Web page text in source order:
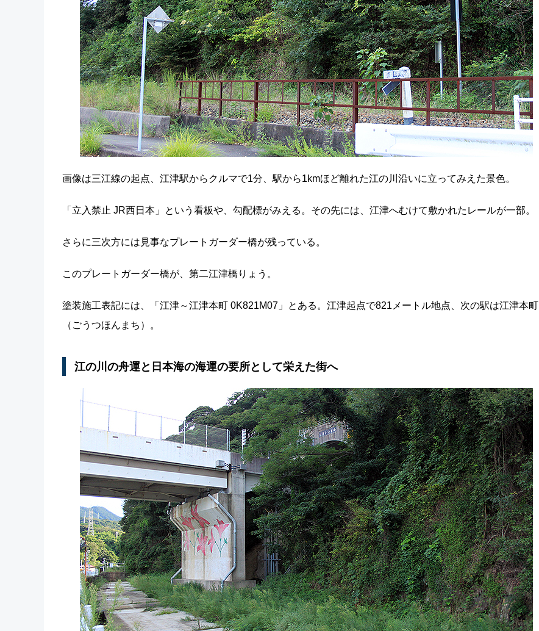
画像は三江線の起点、江津駅からクルマで1分、駅から1kmほど離れた江の川沿いに立ってみえた景色。
「立入禁止 JR西日本」という看板や、勾配標がみえる。その先には、江津へむけて敷かれたレールが一部。
さらに三次方には見事なプレートガーダー橋が残っている。
このプレートガーダー橋が、第二江津橋りょう。
塗装施工表記には、「江津～江津本町 0K821M07」とある。江津起点で821メートル地点、次の駅は江津本町
（ごうつほんまち）。
江の川の舟運と日本海の海運の要所として栄えた街へ